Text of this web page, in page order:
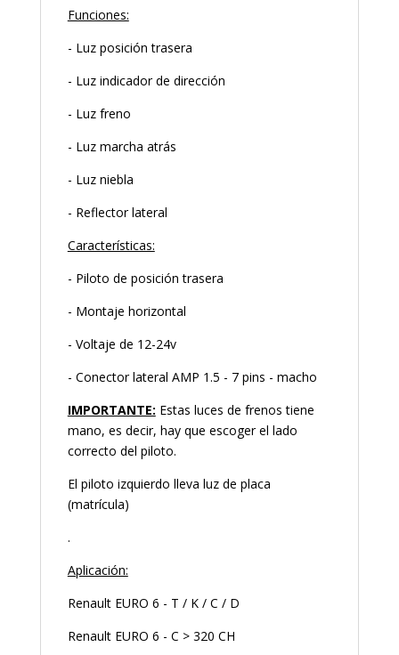
Funciones:
- Luz posición trasera
- Luz indicador de dirección
- Luz freno
- Luz marcha atrás
- Luz niebla
- Reflector lateral
Características:
- Piloto de posición trasera
- Montaje horizontal
- Voltaje de 12-24v
- Conector lateral AMP 1.5 - 7 pins - macho
IMPORTANTE: Estas luces de frenos tiene
mano, es decir, hay que escoger el lado
correcto del piloto.
El piloto izquierdo lleva luz de placa
(matrícula)
.
Aplicación:
Renault EURO 6 - T / K / C / D
Renault EURO 6 - C > 320 CH